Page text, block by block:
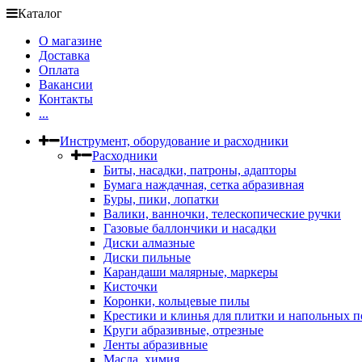
Каталог
О магазине
Доставка
Оплата
Вакансии
Контакты
...
Инструмент, оборудование и расходники
Расходники
Биты, насадки, патроны, адапторы
Бумага наждачная, сетка абразивная
Буры, пики, лопатки
Валики, ванночки, телескопические ручки
Газовые баллончики и насадки
Диски алмазные
Диски пильные
Карандаши малярные, маркеры
Кисточки
Коронки, кольцевые пилы
Крестики и клинья для плитки и напольных
Круги абразивные, отрезные
Ленты абразивные
Масла, химия